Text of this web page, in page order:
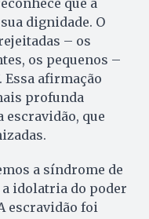
que a
dignidade. O
– os
os pequenos –
Essa afirmação
profunda
escravidão, que
a síndrome de
a idolatria do poder
escravidão foi